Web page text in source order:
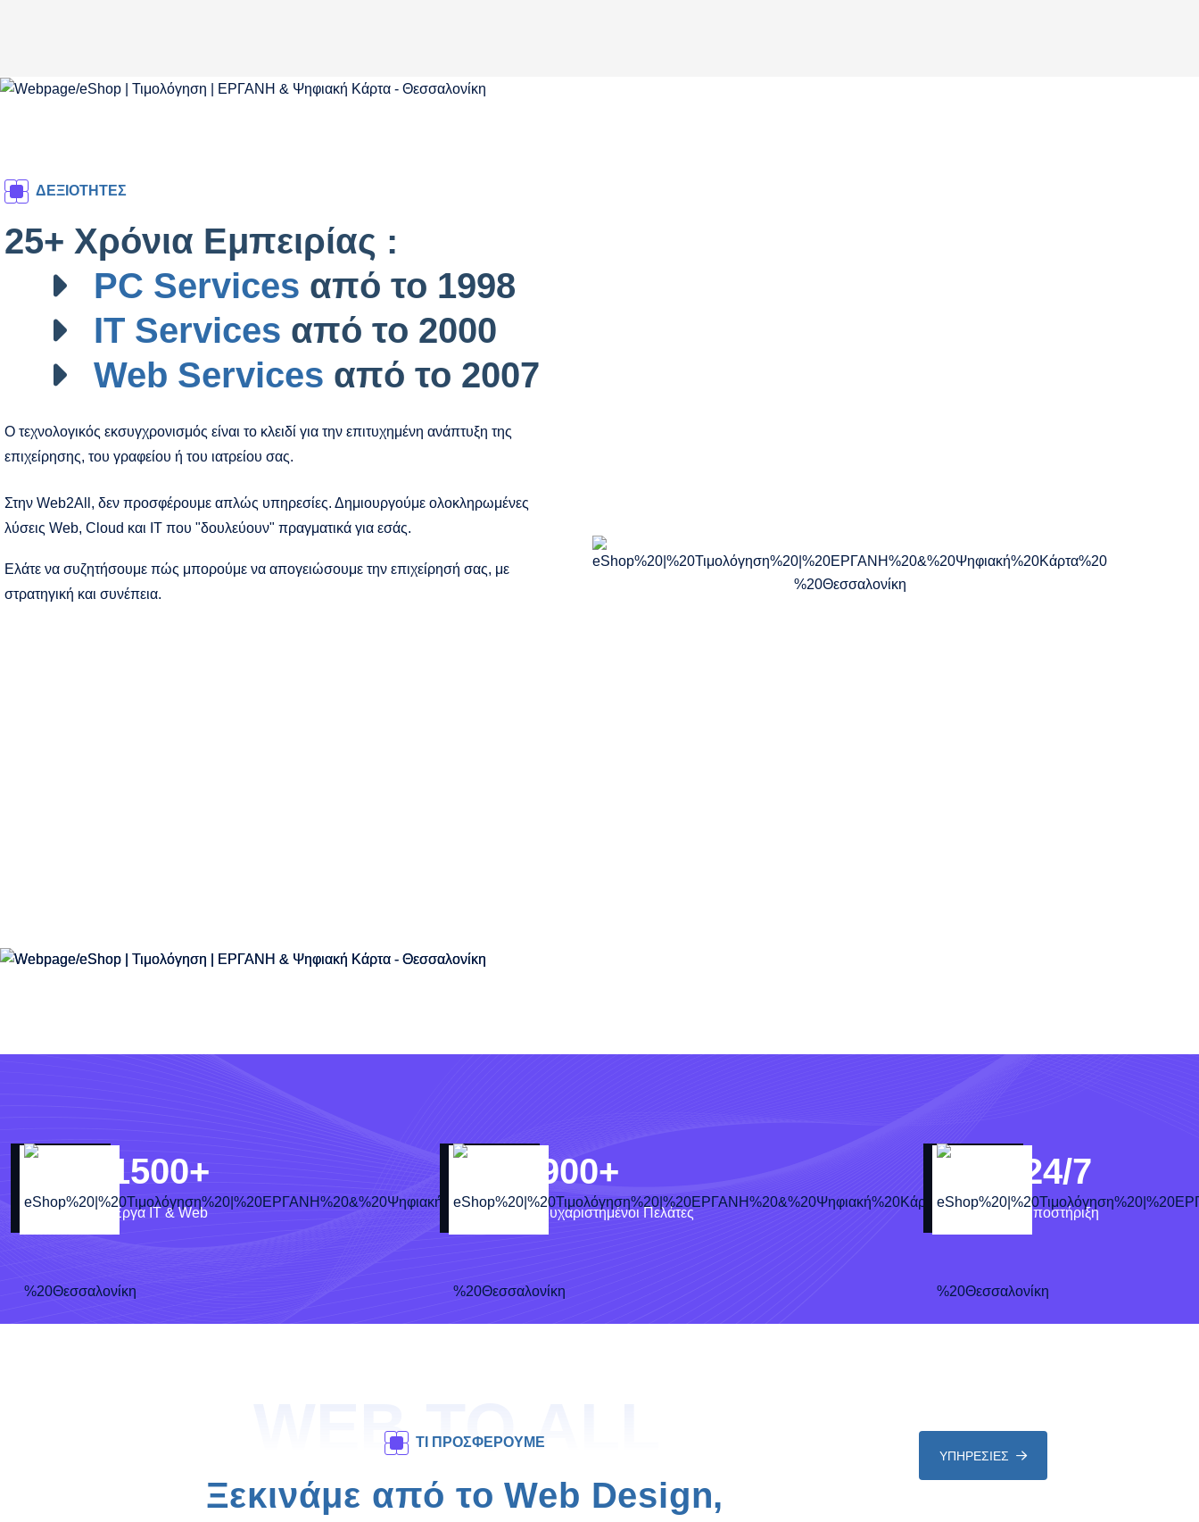
ΔΕΞΙΟΤΗΤΕΣ
25+ Χρόνια Εμπειρίας :
PC Services από το 1998
IT Services από το 2000
Web Services από το 2007
Ο τεχνολογικός εκσυγχρονισμός είναι το κλειδί για την επιτυχημένη ανάπτυξη της
επιχείρησης, του γραφείου ή του ιατρείου σας.
Στην Web2All, δεν προσφέρουμε απλώς υπηρεσίες. Δημιουργούμε ολοκληρωμένες
λύσεις Web, Cloud και IT που "δουλεύουν" πραγματικά για εσάς.
Ελάτε να συζητήσουμε πώς μπορούμε να απογειώσουμε την επιχείρησή σας, με
στρατηγική και συνέπεια.
1500+
Έργα IT & Web
900+
Ευχαριστημένοι Πελάτες
24/7
Υποστήριξη
WEB TO ALL
ΤΙ ΠΡΟΣΦΕΡΟΥΜΕ
Ξεκινάμε από το Web Design,
ΥΠΗΡΕΣΙΕΣ